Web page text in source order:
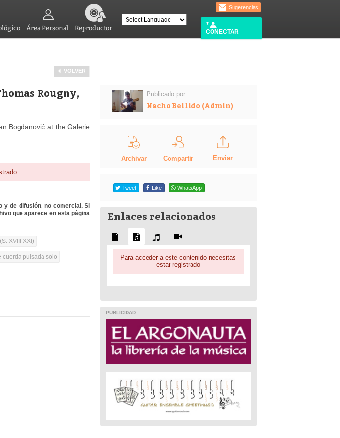
Área Personal Reproductor
Sugerencias
CONECTAR
VOLVER
Rougny,
Bogdanović at the Galerie
y de difusión, no comercial. Si
que aparece en esta página
XVIII-XXI)
cuerda pulsada solo
Publicado por:
Nacho Bellido (Admin)
Archivar Compartir Enviar
Tweet Like WhatsApp
Enlaces relacionados
Para acceder a este contenido necesitas
estar registrado
PUBLICIDAD